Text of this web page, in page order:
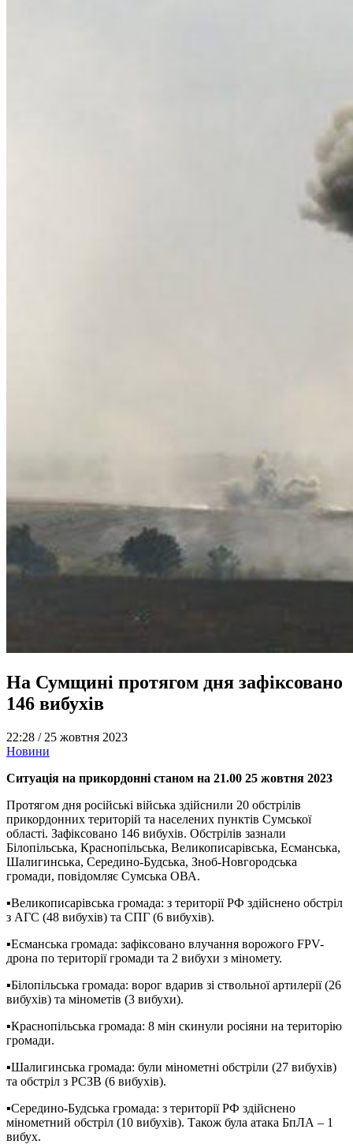
На Сумщині протягом дня зафіксовано
146 вибухів
22:28 / 25 жовтня 2023
Новини
Ситуація на прикордонні станом на 21.00 25 жовтня 2023
Протягом дня російські війська здійснили 20 обстрілів
прикордонних територій та населених пунктів Сумської
області. Зафіксовано 146 вибухів. Обстрілів зазнали
Білопільська, Краснопільська, Великописарівська, Есманська,
Шалигинська, Середино-Будська, Зноб-Новгородська
громади, повідомляє Сумська ОВА.
▪️Великописарівська громада: з території РФ здійснено обстріл
з АГС (48 вибухів) та СПГ (6 вибухів).
▪️Есманська громада: зафіксовано влучання ворожого FPV-
дрона по території громади та 2 вибухи з міномету.
▪️Білопільська громада: ворог вдарив зі ствольної артилерії (26
вибухів) та мінометів (3 вибухи).
▪️Краснопільська громада: 8 мін скинули росіяни на територію
громади.
▪️Шалигинська громада: були мінометні обстріли (27 вибухів)
та обстріл з РСЗВ (6 вибухів).
▪️Середино-Будська громада: з території РФ здійснено
мінометний обстріл (10 вибухів). Також була атака БпЛА – 1
вибух.